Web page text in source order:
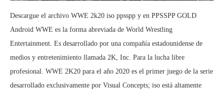
Descargue el archivo WWE 2k20 iso ppsspp y en PPSSPP GOLD
Android WWE es la forma abreviada de World Wrestling
Entertainment. Es desarrollado por una compañía estadounidense de
medios y entretenimiento llamada 2K, Inc. Para la lucha libre
profesional. WWE 2K20 para el año 2020 es el primer juego de la serie
desarrollado exclusivamente por Visual Concepts; iso está altamente